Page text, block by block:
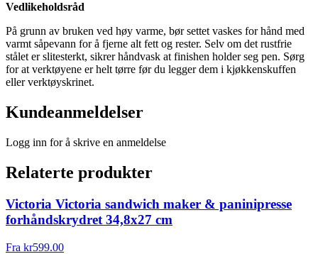
Vedlikeholdsråd
På grunn av bruken ved høy varme, bør settet vaskes for hånd med
varmt såpevann for å fjerne alt fett og rester. Selv om det rustfrie
stålet er slitesterkt, sikrer håndvask at finishen holder seg pen. Sørg
for at verktøyene er helt tørre før du legger dem i kjøkkenskuffen
eller verktøyskrinet.
Kundeanmeldelser
Logg inn for å skrive en anmeldelse
Relaterte produkter
Victoria Victoria sandwich maker & paninipresse
forhåndskrydret 34,8x27 cm
Fra kr599.00